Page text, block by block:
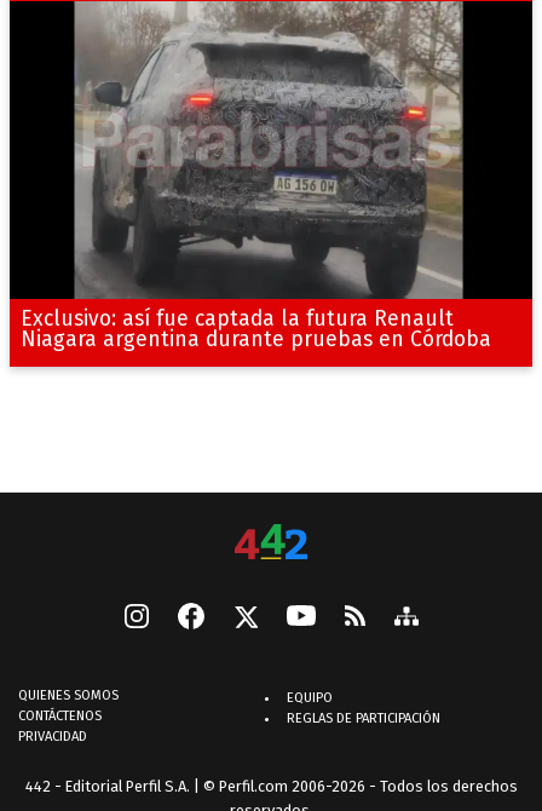
Exclusivo: así fue captada la futura Renault
Niagara argentina durante pruebas en Córdoba
QUIENES SOMOS
CONTÁCTENOS
PRIVACIDAD
EQUIPO
REGLAS DE PARTICIPACIÓN
442 - Editorial Perfil S.A. | © Perfil.com 2006-2026 - Todos los derechos